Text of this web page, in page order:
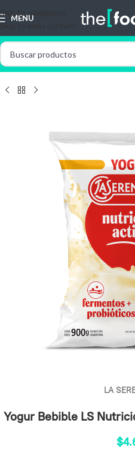
Skip to navigation
Skip to main content
MENU
LA
Yogur Bebible LS
$